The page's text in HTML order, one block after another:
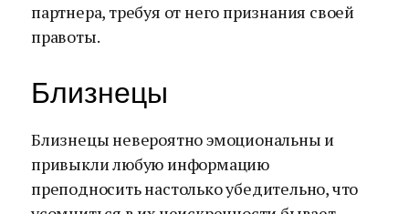
партнера, требуя от него признания своей
правоты.
Близнецы
Близнецы невероятно эмоциональны и
привыкли любую информацию
преподносить настолько убедительно, что